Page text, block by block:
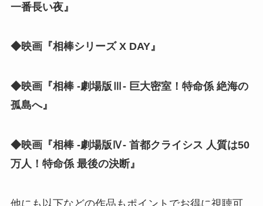
一番長い夜』
◆映画『相棒シリーズ X DAY』
◆映画『相棒 -劇場版Ⅲ- 巨大密室！特命係 絶海の
孤島へ』
◆映画『相棒 -劇場版Ⅳ- 首都クライシス 人質は50
万人！特命係 最後の決断』
他にも以下などの作品もポイントでお得に視聴可